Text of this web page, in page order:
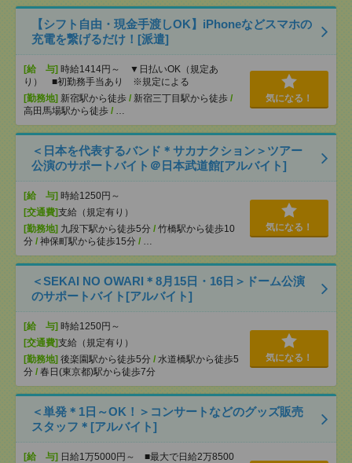
【シフト自由・現金手渡しOK】iPhoneなどスマホの
充電を繋げるだけ！[派遣]
[給 与] 時給1414円～ ▼日払いOK（規定あ
り） ■初勤務手当あり ※規定による
[勤務地] 新宿駅から徒歩 / 新宿三丁目駅から徒歩 /
高田馬場駅から徒歩 / …
気になる！
＜日本を代表するバンド＊サカナクション＞ツアー
公演のサポートバイト＠日本武道館[アルバイト]
[給 与] 時給1250円～
[交通費]支給（規定有り）
[勤務地] 九段下駅から徒歩5分 / 竹橋駅から徒歩10
分 / 神保町駅から徒歩15分 / …
気になる！
＜SEKAI NO OWARI＊8月15日・16日＞ドーム公演
のサポートバイト[アルバイト]
[給 与] 時給1250円～
[交通費]支給（規定有り）
[勤務地] 後楽園駅から徒歩5分 / 水道橋駅から徒歩5
分 / 春日(東京都)駅から徒歩7分
気になる！
＜単発＊1日～OK！＞コンサートなどのグッズ販売
スタッフ＊[アルバイト]
[給 与] 日給1万5000円～ ■最大で日給2万8500